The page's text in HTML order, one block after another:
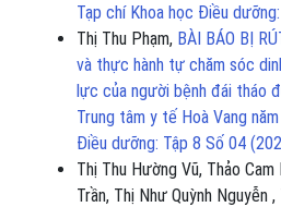
Tạp chí Khoa học Điều
Thị Thu Phạm, BÀI BÁO BỊ
và thực hành tự chăm sóc
lực của người bệnh đái tháo
Trung tâm y tế Hoà Vang
Điều dưỡng: Tập 8 Số 04
Thị Thu Hường Vũ, Thảo Cam
Trần, Thị Như Quỳnh Nguyễn